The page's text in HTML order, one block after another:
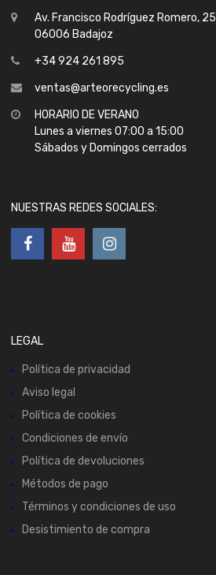
Av. Francisco Rodríguez Romero, 25
06006 Badajoz
+34 924 261 895
ventas@arteorecycling.es
HORARIO DE VERANO
Lunes a viernes 07:00 a 15:00
Sábados y Domingos cerrados
NUESTRAS REDES SOCIALES:
LEGAL
Política de privacidad
Aviso legal
Política de cookies
Condiciones de envío
Política de devoluciones
Métodos de pago
Términos y condiciones de uso
Desistimiento de compra